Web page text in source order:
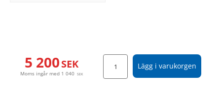
Lägg i varukorgen
5 200SEK
Moms ingår med 1 040 SEK